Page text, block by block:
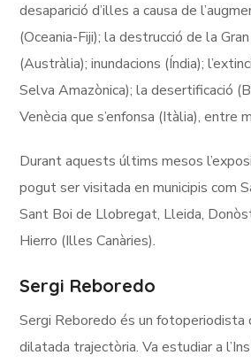
desaparició d’illes a causa de
(Oceania-Fiji); la destrucció de la
(Austràlia); inundacions (Índia);
Selva Amazònica); la desertificació
Venècia que s’enfonsa (Itàlia), entre
Durant aquests últims mesos
pogut ser visitada en municipis com
Sant Boi de Llobregat, Lleida,
Hierro (Illes Canàries).
Sergi Reboredo
Sergi Reboredo és un fotoperiodista
dilatada trajectòria. Va estudiar a